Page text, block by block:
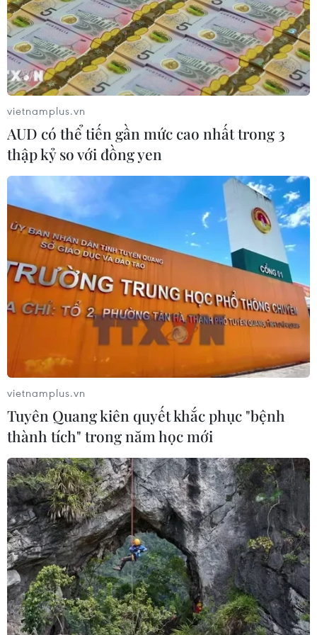
Giải Jackpot Việt Nam 92 tỷ đồng sẽ được
trao cho khách ở Trà Vinh
17/10/2016 04:55
Đại diện Vietlott vừa cho biết đã xác định được người
chơi sở hữu chiếc vé trúng thưởng giải Jackpot trị giá
hơn 92 tỷ đồng đến từ Trà Vinh.
Công ty chuyên nhập xe BMW vào Việt
vietnamplus.vn
AUD có thể tiến gần mức cao nhất trong 3
thập kỷ so với đồng yen
vietnamplus.vn
Tuyên Quang kiên quyết khắc phục "bệnh
thành tích" trong năm học mới